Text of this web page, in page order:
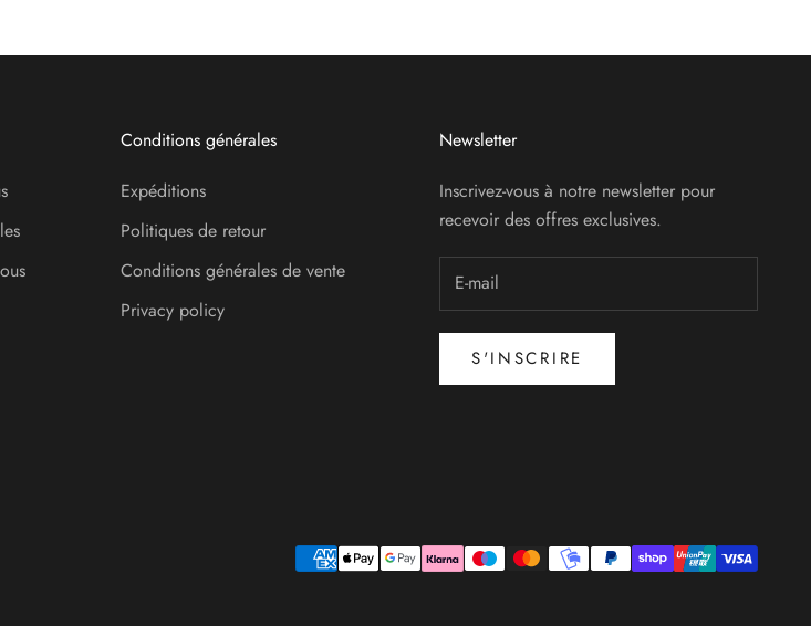
Conditions générales
Expéditions
Politiques de retour
Conditions générales de vente
Privacy policy
Newsletter
Inscrivez-vous à notre newsletter pour
recevoir des offres exclusives.
S'INSCRIRE